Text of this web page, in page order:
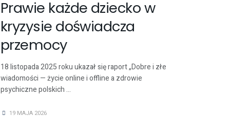
Prawie każde dziecko w
kryzysie doświadcza
przemocy
18 listopada 2025 roku ukazał się raport „Dobre i złe
wiadomości — życie online i offline a zdrowie
psychiczne polskich ...
19 MAJA 2026